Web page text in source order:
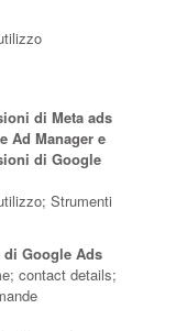
di Meta ads
Ad Manager e
di Google
Strumenti
di Google Ads
contact details;